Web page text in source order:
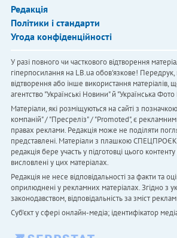
Редакція
Політики і стандарти
Угода конфіденційності
У разі повного чи часткового відтворення
гіперпосилання на LB.ua обов'язкове! Передрук,
відтворення або інше використання матеріалів,
агентство "Українськi Новини" й "Українська
Матеріали, які розміщуються на сайті з
компаній" / "Пресреліз" / "Promoted", є
правах реклами. Редакція може не поділяти
представлені. Матеріали з плашкою
редакція бере участь у підготовці цього
висловлені у цих матеріалах.
Редакція не несе відповідальності за факти та
оприлюднені у рекламних матеріалах. Згідно з
законодавством, відповідальність за зміст
Cуб'єкт у сфері онлайн-медіа; ідентифікатор